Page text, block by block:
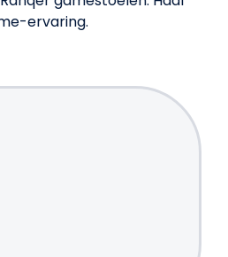
ervaring.